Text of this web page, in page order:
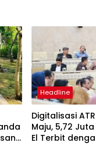
Headline
Digitalisasi
Maju, 5,72
El Terbit